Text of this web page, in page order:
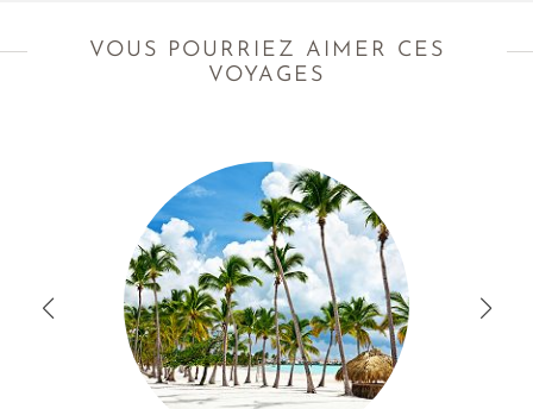
VOUS POURRIEZ AIMER CES
VOYAGES